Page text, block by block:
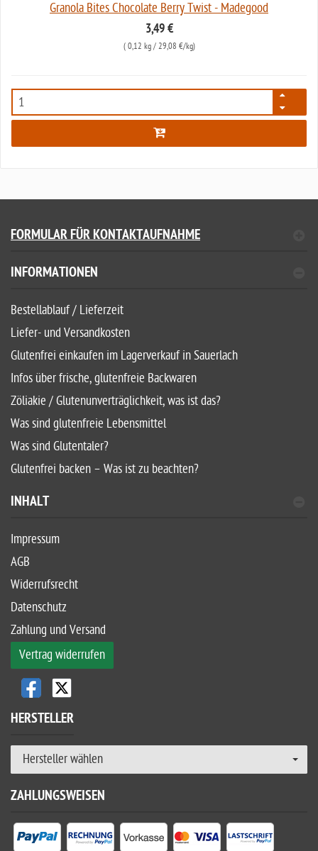
Granola Bites Chocolate Berry Twist - Madegood
3,49 €
( 0,12 kg/ 29,08 €/kg)
7867
FORMULAR FÜR KONTAKTAUFNAHME
INFORMATIONEN
Bestellablauf / Lieferzeit
Liefer- und Versandkosten
Glutenfrei einkaufen im Lagerverkauf in Sauerlach
Infos über frische, glutenfreie Backwaren
Zöliakie / Glutenunverträglichkeit, was ist das?
Was sind glutenfreie Lebensmittel
Was sind Glutentaler?
Glutenfrei backen – Was ist zu beachten?
INHALT
Impressum
AGB
Widerrufsrecht
Datenschutz
Zahlung und Versand
Vertrag widerrufen
HERSTELLER
Hersteller wählen
ZAHLUNGSWEISEN